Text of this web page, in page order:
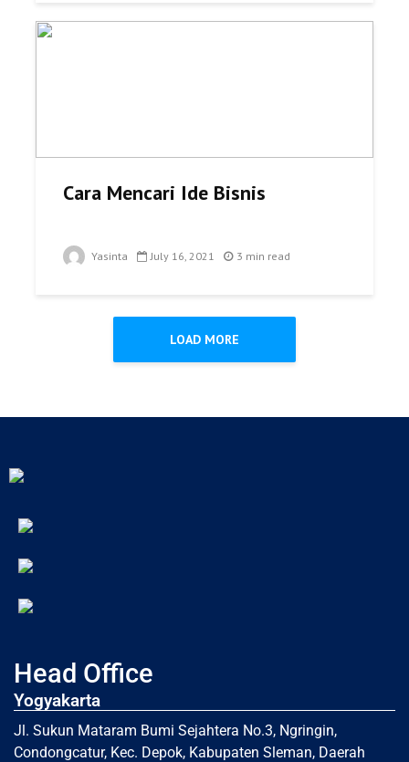
Cara Mencari Ide Bisnis
Yasinta July 16, 2021 3 min read
LOAD MORE
Head Office
Yogyakarta
Jl. Sukun Mataram Bumi Sejahtera No.3, Ngringin,
Condongcatur, Kec. Depok, Kabupaten Sleman, Daerah